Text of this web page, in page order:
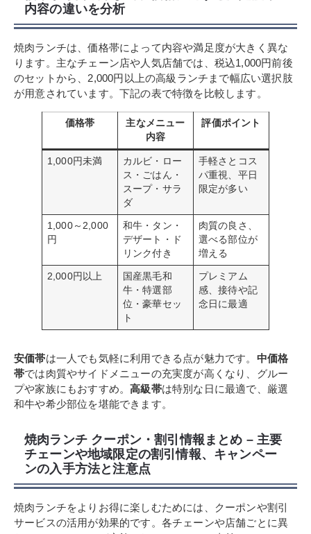
内容の違いを分析
焼肉ランチは、価格帯によって内容や満足度が大きく異な
ります。主なチェーン店や人気店舗では、税込1,000円前後
のセットから、2,000円以上の高級ランチまで幅広い選択肢
が用意されています。下記の表で特徴を比較します。
価格帯
主なメニュー
内容
評価ポイント
1,000円未満
カルビ・ロー
ス・ごはん・
スープ・サラ
ダ
手軽さとコス
パ重視、平日
限定が多い
1,000～2,000
円
和牛・タン・
デザート・ド
リンク付き
肉質の良さ、
選べる部位が
増える
2,000円以上
国産黒毛和
牛・特選部
位・豪華セッ
ト
プレミアム
感、接待や記
念日に最適
安価帯は一人でも気軽に利用できる点が魅力です。 中価格
帯では肉質やサイドメニューの充実度が高くなり、グルー
プや家族にもおすすめ。高級帯は特別な日に最適で、厳選
和牛や希少部位を堪能できます。
焼肉ランチ クーポン・割引情報まとめ – 主要
チェーンや地域限定の割引情報、キャンペー
ンの入手方法と注意点
焼肉ランチをよりお得に楽しむためには、クーポンや割引
サービスの活用が効果的です。各チェーンや店舗ごとに異